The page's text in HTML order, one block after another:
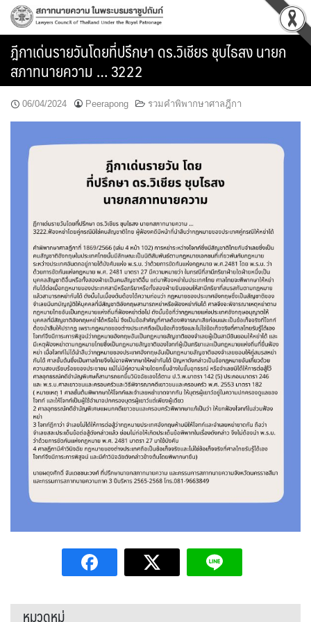
Skip
content
ฎีกาเด่นรายวันโดยที่ปรึกษา ดร.วิเชียร ชุบไธสง นายก
สภาทนายความ … 3222
06/04/2024 Peerapong รวมคำพิพากษาศาลฎีกา
หมวดหมู่